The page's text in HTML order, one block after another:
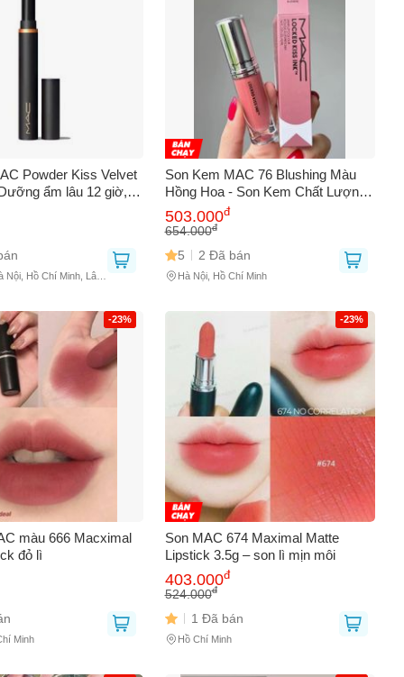
Powder Kiss Velvet
ẩm lâu 12 giờ,
Đỏ Cam, 877 Đỏ
Ruby, Mỹ
Nội, Hồ Chí Minh, Lâm
Son Kem MAC 76 Blushing Màu
Hồng Hoa - Son Kem Chất Lượng
Cao Cho Đôi Môi Rạng Ngời, Dễ
Dàng Makeup, Sản Phẩm Mỹ
503.000đ
654.000đ
5 2 Đã bán
Hà Nội, Hồ Chí Minh
-23%
màu 666 Macximal
đỏ lì
Minh
-23%
Son MAC 674 Maximal Matte
Lipstick 3.5g – son lì mịn môi
403.000đ
524.000đ
1 Đã bán
Hồ Chí Minh